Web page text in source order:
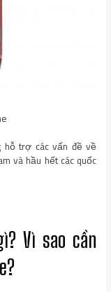
hỗ trợ các vấn đề về
và hầu hết các quốc
Vì sao cần